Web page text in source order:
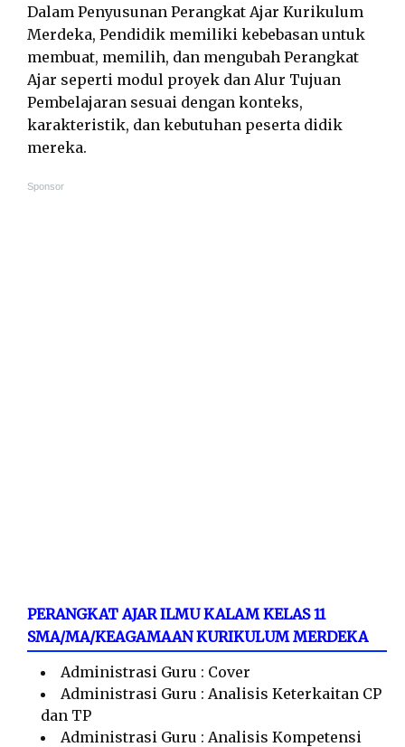
Dalam Penyusunan Perangkat Ajar Kurikulum
Merdeka, Pendidik memiliki kebebasan untuk
membuat, memilih, dan mengubah Perangkat
Ajar seperti modul proyek dan Alur Tujuan
Pembelajaran sesuai dengan konteks,
karakteristik, dan kebutuhan peserta didik
mereka.
Sponsor
PERANGKAT AJAR ILMU KALAM KELAS 11
SMA/MA/KEAGAMAAN KURIKULUM MERDEKA
Administrasi Guru : Cover
Administrasi Guru : Analisis Keterkaitan CP
dan TP
Administrasi Guru : Analisis Kompetensi